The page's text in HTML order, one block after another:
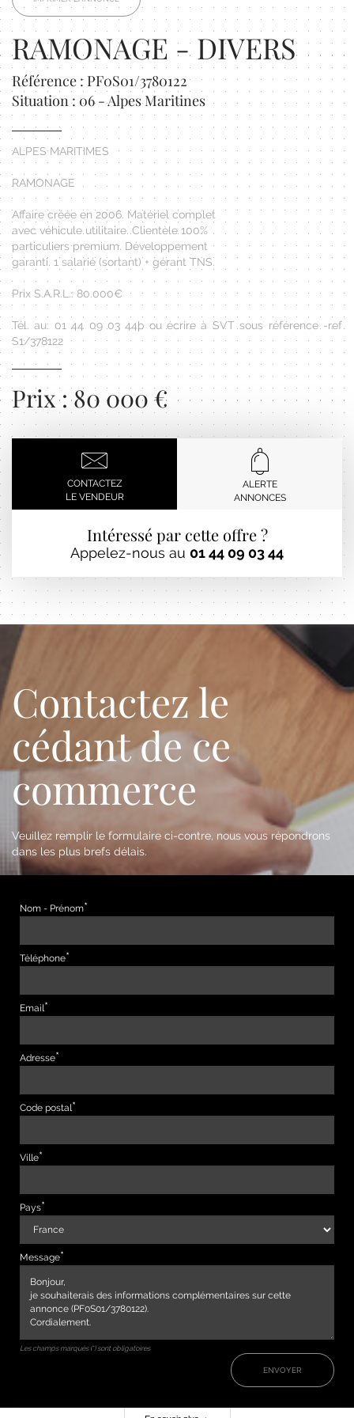
RAMONAGE - DIVERS
Référence : PF0S01/3780122
Situation : 06 - Alpes Maritines
ALPES MARITIMES
RAMONAGE
Affaire créée en 2006. Matériel complet
avec véhicule utilitaire. Clientèle 100%
particuliers premium. Développement
garanti. 1 salarié (sortant) + gérant TNS.
Prix S.A.R.L.: 80.000€
Tél. au: 01 44 09 03 44þ ou écrire à SVT sous référence -ref
S1/378122
Prix : 80 000 €
CONTACTEZ
LE VENDEUR
ALERTE
ANNONCES
Intéressé par cette offre ?
Appelez-nous au 01 44 09 03 44
Contactez le
cédant de ce
commerce
Veuillez remplir le formulaire ci-contre, nous vous répondrons
dans les plus brefs délais.
Nom - Prénom
Téléphone
Email
Adresse
Code postal
Ville
Pays
Message
Les champs marqués (*) sont obligatoires
ENVOYER